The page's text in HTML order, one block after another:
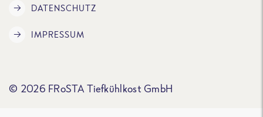
DATENSCHUTZ
IMPRESSUM
© 2026 FRoSTA Tiefkühlkost GmbH